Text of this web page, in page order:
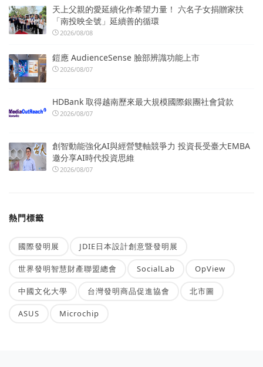
天上父親的愛延續化作希望力量！ 六名子女捐贈家扶
「南投映全號」延續善的循環
2026/08/08
鎧應 AudienceSense 臉部辨識功能上市
2026/08/07
HDBank 取得越南歷來最大規模國際銀團社會貸款
2026/08/07
創智動能強化AI與經營雙軸競爭力 投資長受臺大EMBA
邀分享AI時代投資思維
2026/08/07
熱門標籤
國際發明展 JDIE日本設計創意暨發明展
世界發明智慧財產聯盟總會 SocialLab OpView
中國文化大學 台灣發明商品促進協會 北市圖
ASUS Microchip